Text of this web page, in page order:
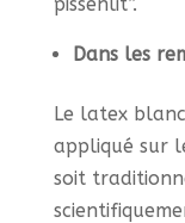
Dans les
Le latex
appliqué sur
soit